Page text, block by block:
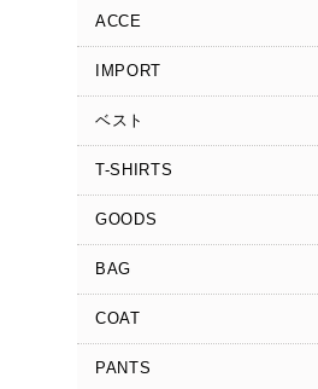
ACCE
IMPORT
ベスト
T-SHIRTS
GOODS
BAG
COAT
PANTS